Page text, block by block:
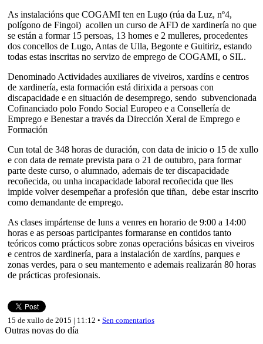
As instalacións que COGAMI ten en Lugo (rúa da Luz, nº4,
polígono de Fingoi) acollen un curso de AFD de xardinería no que
se están a formar 15 persoas, 13 homes e 2 mulleres, procedentes
dos concellos de Lugo, Antas de Ulla, Begonte e Guitiriz, estando
todas estas inscritas no servizo de emprego de COGAMI, o SIL.
Denominado Actividades auxiliares de viveiros, xardíns e centros
de xardinería, esta formación está dirixida a persoas con
discapacidade e en situación de desemprego, sendo subvencionada
Cofinanciado polo Fondo Social Europeo e a Consellería de
Emprego e Benestar a través da Dirección Xeral de Emprego e
Formación
Cun total de 348 horas de duración, con data de inicio o 15 de xullo
e con data de remate prevista para o 21 de outubro, para formar
parte deste curso, o alumnado, ademais de ter discapacidade
recoñecida, ou unha incapacidade laboral recoñecida que lles
impide volver desempeñar a profesión que tiñan, debe estar inscrito
como demandante de emprego.
As clases impártense de luns a venres en horario de 9:00 a 14:00
horas e as persoas participantes formaranse en contidos tanto
teóricos como prácticos sobre zonas operacións básicas en viveiros
e centros de xardinería, para a instalación de xardíns, parques e
zonas verdes, para o seu mantemento e ademais realizarán 80 horas
de prácticas profesionais.
15 de xullo de 2015 | 11:12 • Sen comentarios
Outras novas do día